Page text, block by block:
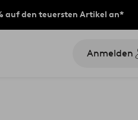
auf den teuersten Artikel an*
Anmelden